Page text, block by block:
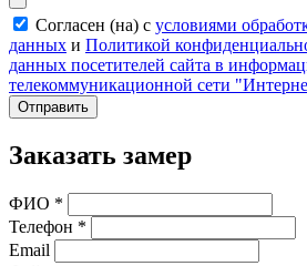
Согласен (на) с условиями
данных и Политикой
данных посетителей сайта в
телекоммуникационной сети
Отправить
Заказать замер
ФИО *
Телефон *
Email